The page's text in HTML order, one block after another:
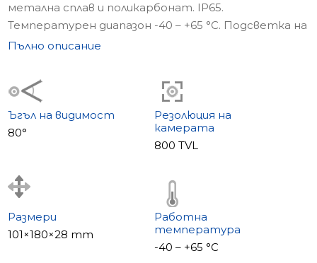
метална сплав и поликарбонат. IP65.
Температурен диапазон -40 – +65 °С. Подсветка на
бутона.
оригиналния външен вид.
Пълно описание
Ъгъл на видимост
80°
Резолюция на
камерата
800 TVL
Размери
101×180×28 mm
Работна
температура
-40 – +65 °С